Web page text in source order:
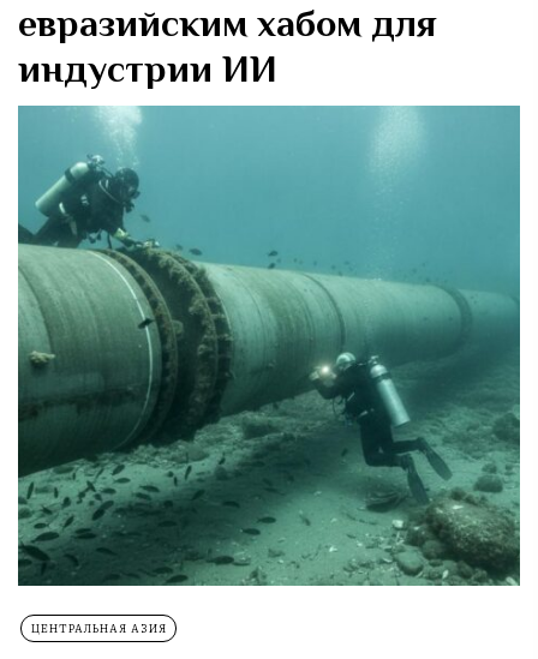
евразийским хабом для
индустрии ИИ
ЦЕНТРАЛЬНАЯ АЗИЯ